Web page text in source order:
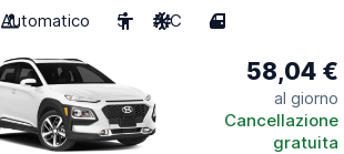
Automatico
5 A/C 4
58,04 €
al giorno
Cancellazione
gratuita